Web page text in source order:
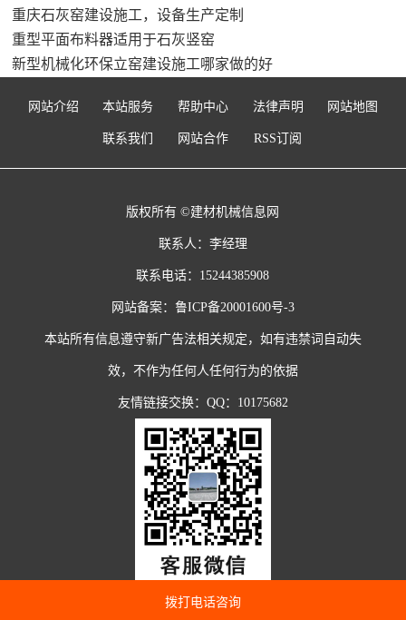
重庆石灰窑建设施工，设备生产定制
重型平面布料器适用于石灰竖窑
新型机械化环保立窑建设施工哪家做的好
网站介绍 本站服务 帮助中心 法律声明 网站地图
联系我们 网站合作 RSS订阅
版权所有 ©建材机械信息网
联系人：李经理
联系电话：15244385908
网站备案： 鲁ICP备20001600号-3
本站所有信息遵守新广告法相关规定，如有违禁词自动失
效，不作为任何人任何行为的依据
友情链接交换：QQ：10175682
拨打电话咨询